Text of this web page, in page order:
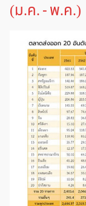
(ม.ค. - พ.ค.)